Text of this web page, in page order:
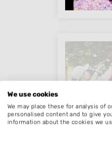
We use cookies
We may place these for analysis of
personalised content and to give
information about the cookies we